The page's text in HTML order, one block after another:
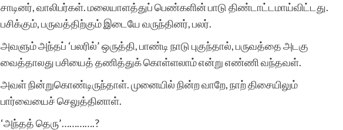
சாடினர், வாலிபர்கள். மலையாளத்துப் பெண்களின் பாடு திண்டாட்டமாய்விட்டது.
பசிக்கும், பருவத்திற்கும் இடையே வருந்தினர், பலர்.
அவளும் அந்தப் ‘பலரில்’ ஒருத்தி, பாண்டி நாடு புகுந்தால், பருவத்தை அடகு
வைத்தாலது பசியைத் தணித்துக் கொள்ளலாம் என்று எண்ணி வந்தவள்.
அவள் நின்றுகொண்டிருந்தாள். முனையில் நின்ற வாறே, நாற் திசையிலும்
பார்வையைச் செலுத்தினாள்.
‘அந்தத் தெரு’………….?